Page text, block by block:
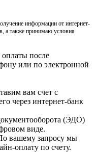
информации от интернет-
а также принимаю условия
после
или по электронной
вам счет с
через интернет-банк
(ЭДО)
виде.
вашему запросу мы
оплату по счету.